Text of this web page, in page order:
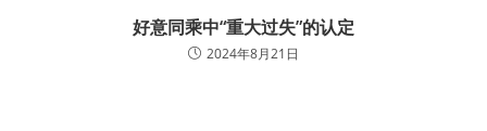
好意同乘中“重大过失”的认定
2024年8月21日